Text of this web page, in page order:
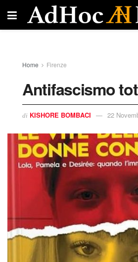
Home Firenze
Antifascismo
di KISHORE BOMBACI 22